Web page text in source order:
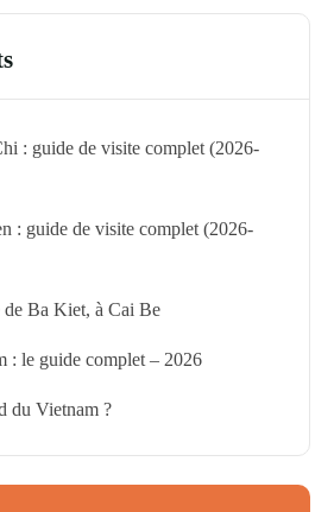
: guide de visite complet (2026-
: guide de visite complet (2026-
de Ba Kiet, à Cai Be
: le guide complet – 2026
du Vietnam ?